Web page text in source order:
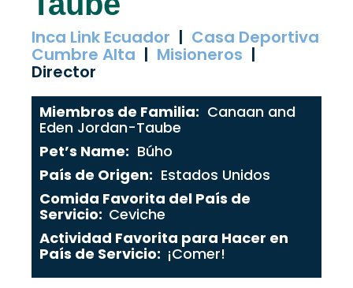
k a
m
Inca Link Ecuador | Casa Deportiva
Cumbre Alta | Misioneros |
Director
Miembros de Familia: Canaan and
Eden Jordan-Taube
Pet’s Name: Búho
País de Origen: Estados Unidos
Comida Favorita del País de
Servicio: Ceviche
Actividad Favorita para Hacer en
País de Servicio: ¡Comer!